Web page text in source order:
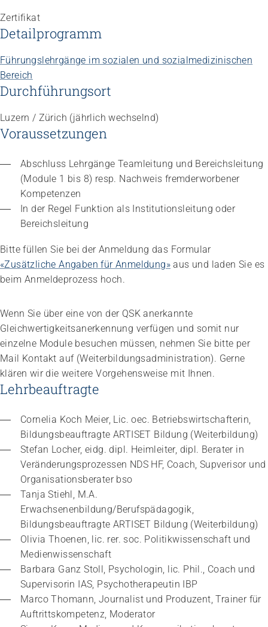
Zertifikat
Detailprogramm
Führungslehrgänge im sozialen und sozialmedizinischen
Bereich
Durchführungsort
Luzern / Zürich (jährlich wechselnd)
Voraussetzungen
Abschluss Lehrgänge Teamleitung und Bereichsleitung
(Module 1 bis 8) resp. Nachweis fremderworbener
Kompetenzen
In der Regel Funktion als Institutionsleitung oder
Bereichsleitung
Bitte füllen Sie bei der Anmeldung das Formular
«Zusätzliche Angaben für Anmeldung» aus und laden Sie es
beim Anmeldeprozess hoch.
Wenn Sie über eine von der QSK anerkannte
Gleichwertigkeitsanerkennung verfügen und somit nur
einzelne Module besuchen müssen, nehmen Sie bitte per
Mail Kontakt auf (Weiterbildungsadministration). Gerne
klären wir die weitere Vorgehensweise mit Ihnen.
Lehrbeauftragte
Cornelia Koch Meier, Lic. oec. Betriebswirtschafterin,
Bildungsbeauftragte ARTISET Bildung (Weiterbildung)
Stefan Locher, eidg. dipl. Heimleiter, dipl. Berater in
Veränderungsprozessen NDS HF, Coach, Supverisor und
Organisationsberater bso
Tanja Stiehl, M.A.
Erwachsenenbildung/Berufspädagogik,
Bildungsbeauftragte ARTISET Bildung (Weiterbildung)
Olivia Thoenen, lic. rer. soc. Politikwissenschaft und
Medienwissenschaft
Barbara Ganz Stoll, Psychologin, lic. Phil., Coach und
Supervisorin IAS, Psychotherapeutin IBP
Marco Thomann, Journalist und Produzent, Trainer für
Auftrittskompetenz, Moderator